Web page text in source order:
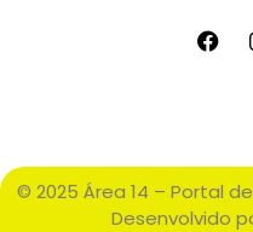
© 2025 Área 14 – Portal
Desenvolvido